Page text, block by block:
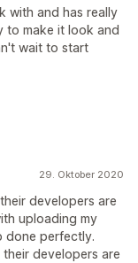
with and has really
to make it look and
wait to start
29. Oktober 2020
developers are
uploading my
done perfectly.
developers are